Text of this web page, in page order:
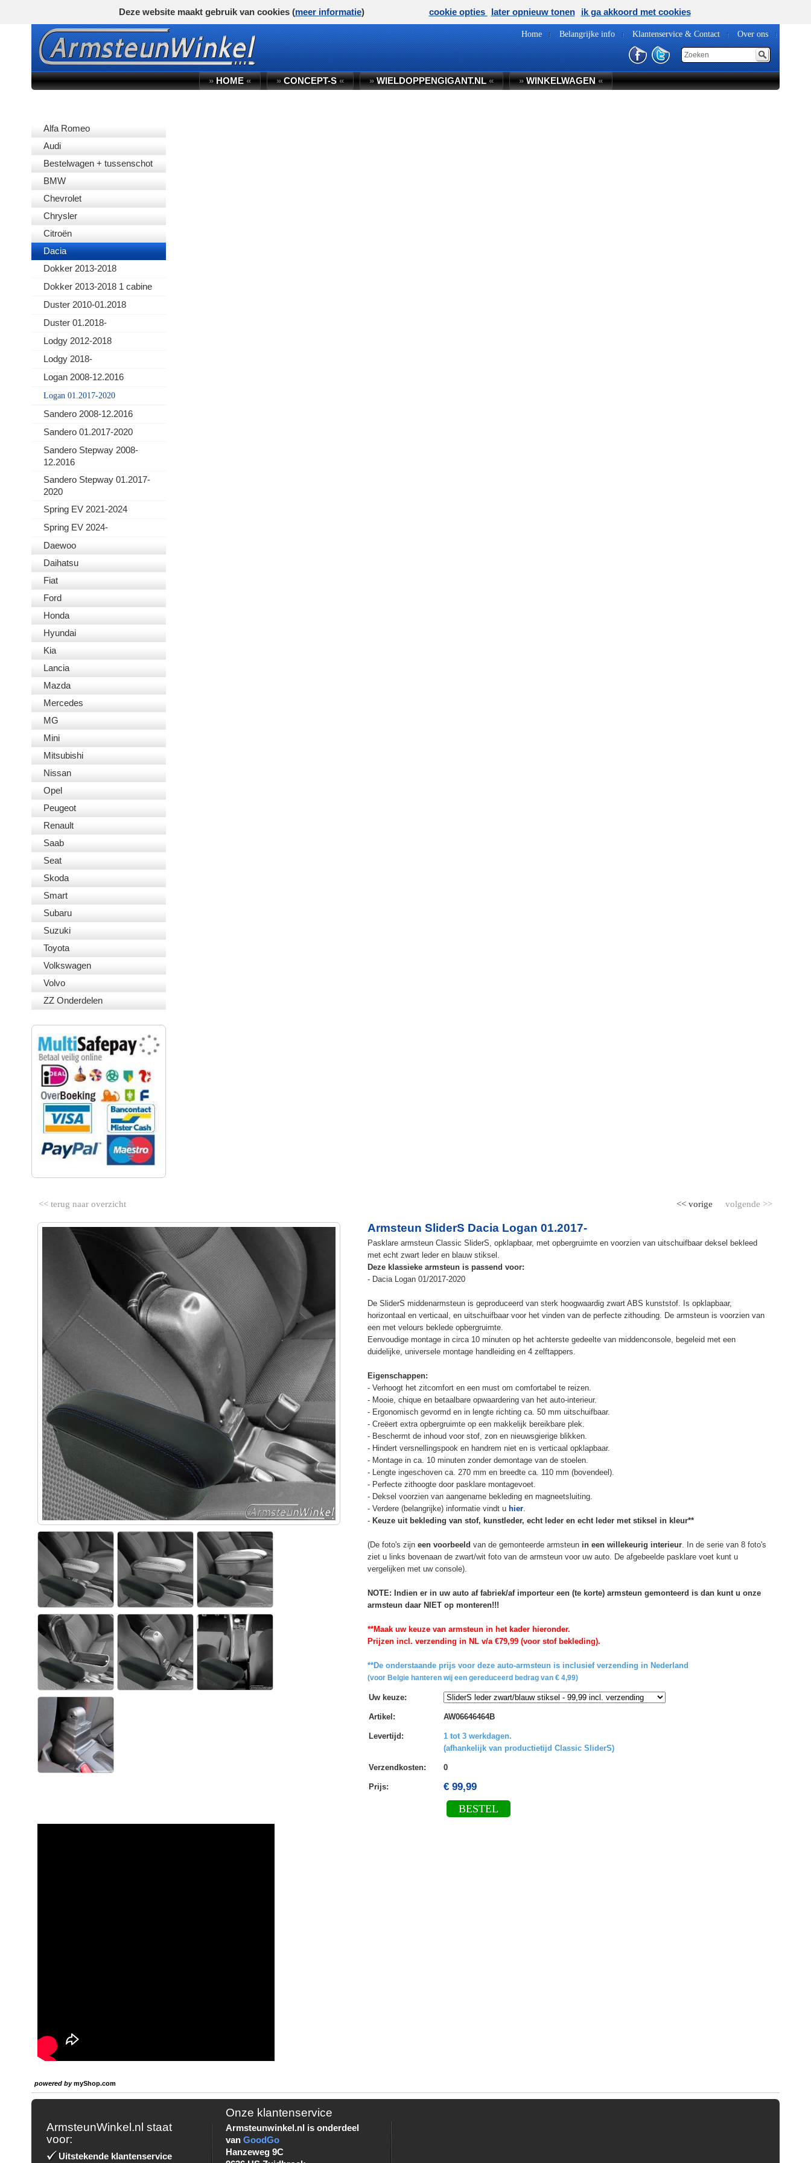
Home Belangrijke info Klantenservice & Contact Over ons
»HOME« »CONCEPT-S« »WIELDOPPENGIGANT.NL« »WINKELWAGEN«
Alfa Romeo
Audi
Bestelwagen + tussenschot
BMW
Chevrolet
Chrysler
Citroën
Dacia
Dokker 2013-2018
Dokker 2013-2018 1 cabine
Duster 2010-01.2018
Duster 01.2018-
Lodgy 2012-2018
Lodgy 2018-
Logan 2008-12.2016
Logan 01.2017-2020
Sandero 2008-12.2016
Sandero 01.2017-2020
Sandero Stepway 2008-
12.2016
Sandero Stepway 01.2017-
2020
Spring EV 2021-2024
Spring EV 2024-
Daewoo
Daihatsu
Fiat
Ford
Honda
Hyundai
Kia
Lancia
Mazda
Mercedes
MG
Mini
Mitsubishi
Nissan
Opel
Peugeot
Renault
Saab
Seat
Skoda
Smart
Subaru
Suzuki
Toyota
Volkswagen
Volvo
ZZ Onderdelen
<< terug naar overzicht volgende >>
<< vorige
Armsteun SliderS Dacia Logan 01.2017-
Pasklare armsteun Classic SliderS, opklapbaar, met opbergruimte en voorzien van uitschuifbaar deksel bekleed
met echt zwart leder en blauw stiksel.
Deze klassieke armsteun is passend voor:
- Dacia Logan 01/2017-2020
De SliderS middenarmsteun is geproduceerd van sterk hoogwaardig zwart ABS kunststof. Is opklapbaar,
horizontaal en verticaal, en uitschuifbaar voor het vinden van de perfecte zithouding. De armsteun is voorzien van
een met velours beklede opbergruimte.
Eenvoudige montage in circa 10 minuten op het achterste gedeelte van middenconsole, begeleid met een
duidelijke, universele montage handleiding en 4 zelftappers.
Eigenschappen:
- Verhoogt het zitcomfort en een must om comfortabel te reizen.
- Mooie, chique en betaalbare opwaardering van het auto-interieur.
- Ergonomisch gevormd en in lengte richting ca. 50 mm uitschuifbaar.
- Creëert extra opbergruimte op een makkelijk bereikbare plek.
- Beschermt de inhoud voor stof, zon en nieuwsgierige blikken.
- Hindert versnellingspook en handrem niet en is verticaal opklapbaar.
- Montage in ca. 10 minuten zonder demontage van de stoelen.
- Lengte ingeschoven ca. 270 mm en breedte ca. 110 mm (bovendeel).
- Perfecte zithoogte door pasklare montagevoet.
- Deksel voorzien van aangename bekleding en magneetsluiting.
- Verdere (belangrijke) informatie vindt u hier.
- Keuze uit bekleding van stof, kunstleder, echt leder en echt leder met stiksel in kleur**
(De foto's zijn een voorbeeld van de gemonteerde armsteun in een willekeurig interieur. In de serie van 8 foto's
ziet u links bovenaan de zwart/wit foto van de armsteun voor uw auto. De afgebeelde pasklare voet kunt u
vergelijken met uw console).
NOTE: Indien er in uw auto af fabriek/af importeur een (te korte) armsteun gemonteerd is dan kunt u onze
armsteun daar NIET op monteren!!!
**Maak uw keuze van armsteun in het kader hieronder.
Prijzen incl. verzending in NL v/a €79,99 (voor stof bekleding).
**De onderstaande prijs voor deze auto-armsteun is inclusief verzending in Nederland
(voor Belgie hanteren wij een gereduceerd bedrag van € 4,99)
Uw keuze:
Artikel : AW06646464B
Levertijd :
1 tot 3 werkdagen.
(afhankelijk van productietijd Classic SliderS)
Verzendkosten: 0
Prijs: € 99,99
BESTEL
powered bymyShop.com
ArmsteunWinkel.nl staat
voor:
Uitstekende klantenservice
Onze klantenservice
Armsteunwinkel.nl is onderdeel
vanGoodGo
Hanzeweg 9C
Deze website maakt gebruik van cookies (meer informatie) cookie opties later opnieuw tonen ik ga akkoord met cookies